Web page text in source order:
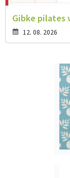
Gibke pilates
12. 08. 2026